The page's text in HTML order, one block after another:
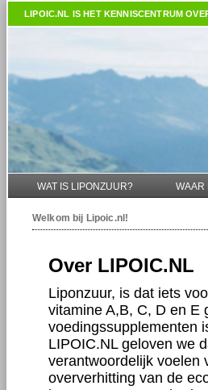
LIPOIC.NL IS HET KENNISCENTRUM
WAT IS LIPONZUUR? WAAR
Welkom bij Lipoic.nl !
Over LIPOIC.NL
Liponzuur, is dat iets
vitamine A,B, C, D en E
voedingssupplementen
LIPOIC.NL geloven we
verantwoordelijk voelen
oververhitting van de